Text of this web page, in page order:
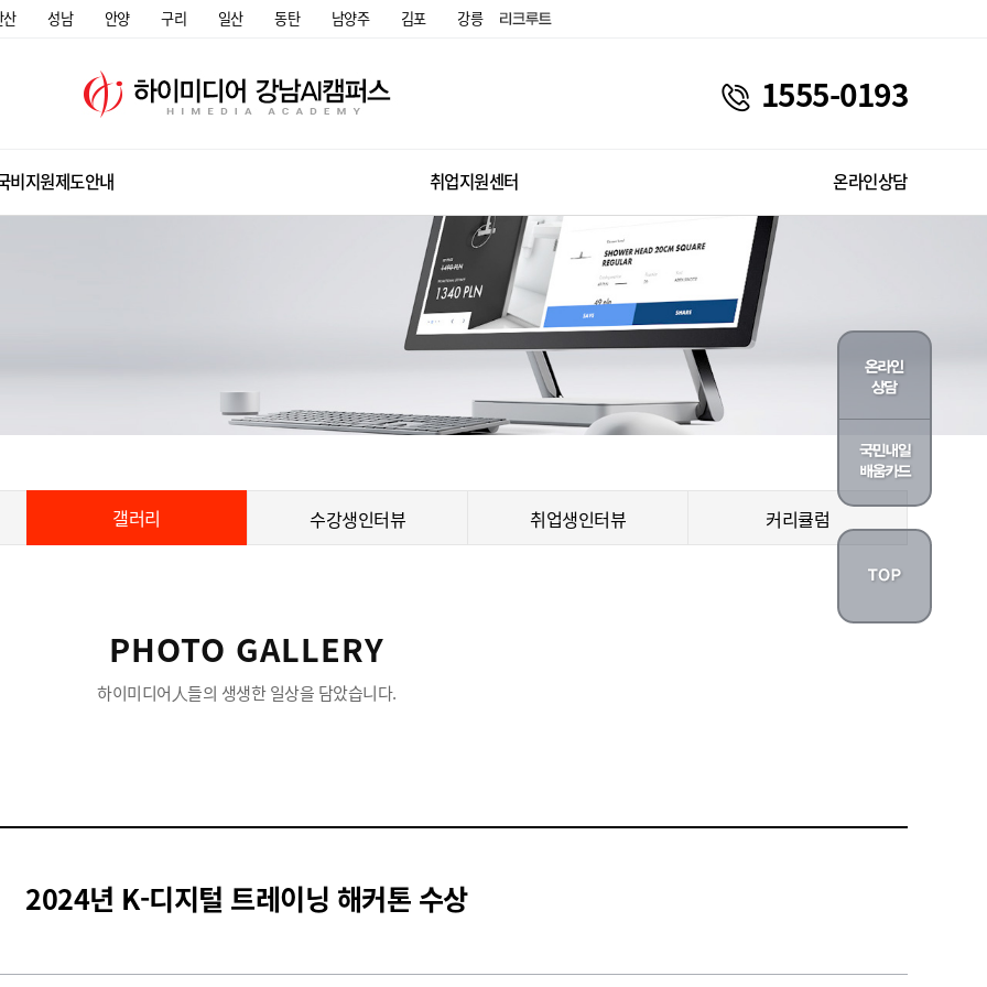
산 성남 안양 구리 일산 동탄 남양주 김포 강릉
1555-0193
비지원제도안내 취업지원센터 온라인상담
갤러리 수강생인터뷰 취업생인터뷰 커리큘럼
PHOTO GALLERY
하이미디어人들의 생생한 일상을 담았습니다.
2024년 K-디지털 트레이닝 해커톤 수상